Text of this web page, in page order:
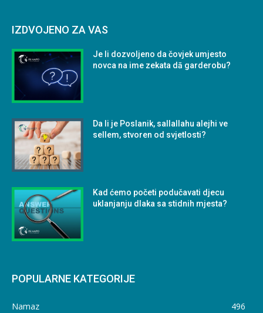
IZDVOJENO ZA VAS
Je li dozvoljeno da čovjek umjesto
novca na ime zekata dā garderobu?
Da li je Poslanik, sallallahu alejhi ve
sellem, stvoren od svjetlosti?
Kad ćemo početi podučavati djecu
uklanjanju dlaka sa stidnih mjesta?
POPULARNE KATEGORIJE
Namaz
496